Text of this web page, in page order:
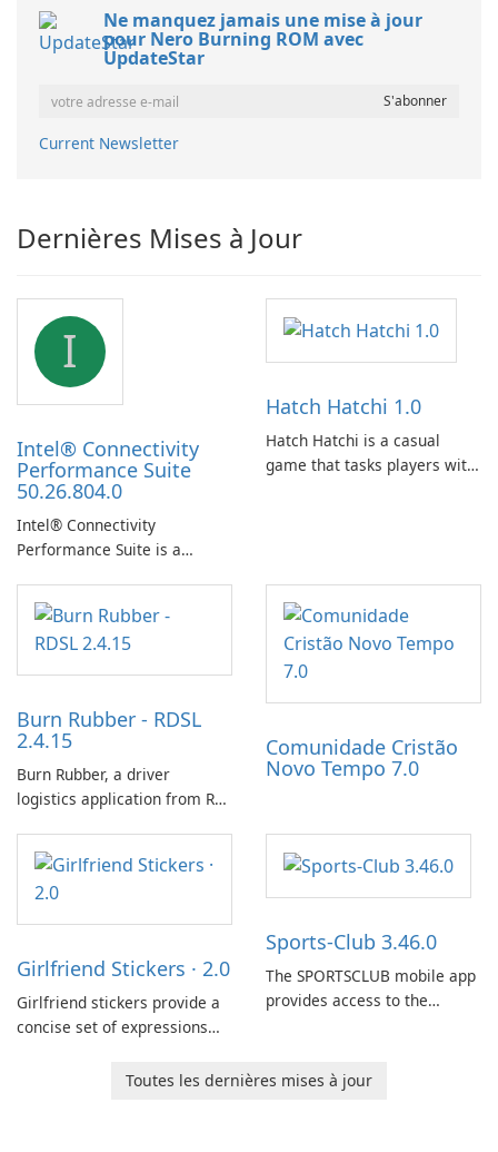
Ne manquez jamais une mise à jour
pour Nero Burning ROM avec
UpdateStar
Current Newsletter
Dernières Mises à Jour
I
Intel® Connectivity
Performance Suite
50.26.804.0
Intel® Connectivity
Performance Suite is a
designed to identify factors
that affect connectivity and
apply adaptive adjustments.
Hatch Hatchi 1.0
Hatch Hatchi is a casual
game that tasks players with
incubating eggs and
expanding gameplay through
continued hatching.
Burn Rubber - RDSL
2.4.15
Burn Rubber, a driver
logistics application from Rail
to streamline communication
between drivers and
dispatchers, focusing on
efficient information sharing
coordination and operations.
Comunidade Cristão
Novo Tempo 7.0
Girlfriend Stickers · 2.0
Girlfriend stickers provide a
concise set of expressions
and other Apple devices. The
Sports-Club 3.46.0
The SPORTSCLUB mobile app
provides access to the
on scheduling, data tracking,
Toutes les dernières mises à jour